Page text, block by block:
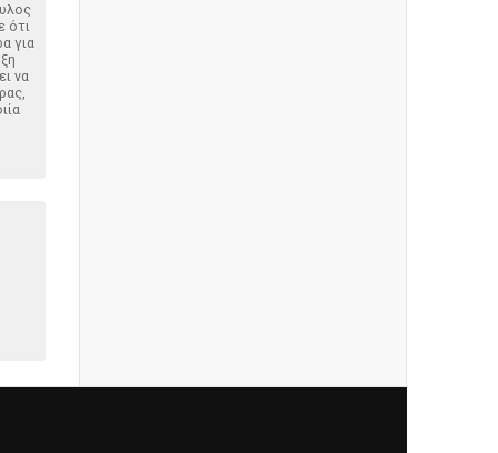
ότι
για
να